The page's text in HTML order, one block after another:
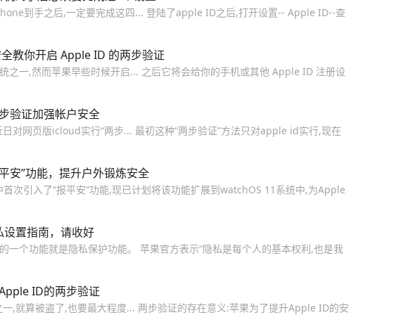
到手之后,一定要完成这四... 登陆了apple ID之后,打开设置-- Apple ID--查
教你开启 Apple ID 的两步验证
之一,然而苹果早些时候开启... 之后它将会给你的手机或其他 Apple ID 注册设
验证加强帐户安全
日对网页版icloud实行“两步... 最初这种“两步验证”方法只对apple id实行,现在
安”功能，提升户外锻炼安全
次引入了“报平安”功能,现已计划将该功能扩展到watchOS 11系统中,为Apple
设置指南，请收好
一个功能就是隐私保护功能。 苹果官方表示“隐私是每个人的基本权利,也是我
ID的两步验证
,就算被盗了,也要最大程度... 两步验证的存在意义:苹果为了提升Apple ID的安